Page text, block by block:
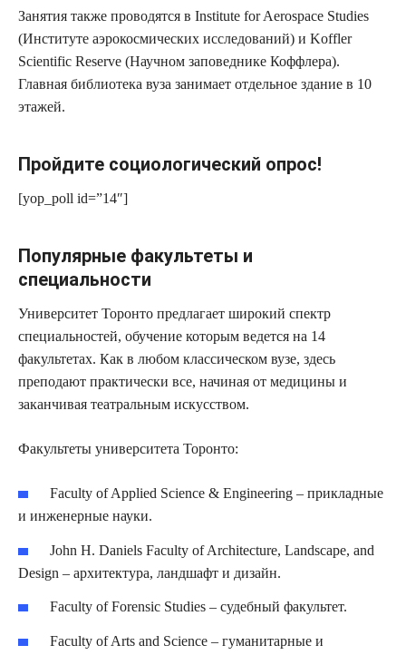
Занятия также проводятся в Institute for Aerospace Studies
(Институте аэрокосмических исследований) и Koffler
Scientific Reserve (Научном заповеднике Коффлера).
Главная библиотека вуза занимает отдельное здание в 10
этажей.
Пройдите социологический опрос!
[yop_poll id=”14″]
Популярные факультеты и
специальности
Университет Торонто предлагает широкий спектр
специальностей, обучение которым ведется на 14
факультетах. Как в любом классическом вузе, здесь
преподают практически все, начиная от медицины и
заканчивая театральным искусством.
Факультеты университета Торонто:
Faculty of Applied Science & Engineering – прикладные
и инженерные науки.
John H. Daniels Faculty of Architecture, Landscape, and
Design – архитектура, ландшафт и дизайн.
Faculty of Forensic Studies – судебный факультет.
Faculty of Arts and Science – гуманитарные и